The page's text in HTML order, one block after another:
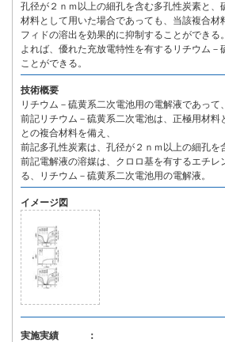
孔径が２ｎｍ以上の細孔を含む多孔性炭素と、
材料として用いた場合であっても、当該複合材
フィドの溶出を効果的に抑制することができる
よれば、優れた充放電特性を有するリチウム－
ことができる。
技術概要
リチウム－硫黄系二次電池用の電解液であって、
前記リチウム－硫黄系二次電池は、正極用材料
との複合材料を備え、
前記多孔性炭素は、孔径が２ｎｍ以上の細孔を
前記電解液の溶媒は、クロロ基を有するエチレ
る、リチウム－硫黄系二次電池用の電解液。
イメージ図
実施実績 ：